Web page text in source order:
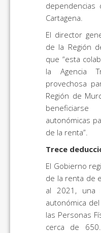
Cartagena.
El director
de la Región
que “esta
la Agencia
provechosa
Región de
autonómicas
de la renta”.
Trece
El Gobierno
de la renta de
al 2021, una
autonómica
las Personas
cerca de